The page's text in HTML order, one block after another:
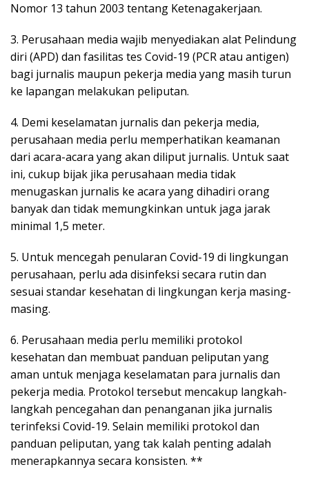
Nomor 13 tahun 2003 tentang Ketenagakerjaan.
3. Perusahaan media wajib menyediakan alat Pelindung
diri (APD) dan fasilitas tes Covid-19 (PCR atau antigen)
bagi jurnalis maupun pekerja media yang masih turun
ke lapangan melakukan peliputan.
4. Demi keselamatan jurnalis dan pekerja media,
perusahaan media perlu memperhatikan keamanan
dari acara-acara yang akan diliput jurnalis. Untuk saat
ini, cukup bijak jika perusahaan media tidak
menugaskan jurnalis ke acara yang dihadiri orang
banyak dan tidak memungkinkan untuk jaga jarak
minimal 1,5 meter.
5. Untuk mencegah penularan Covid-19 di lingkungan
perusahaan, perlu ada disinfeksi secara rutin dan
sesuai standar kesehatan di lingkungan kerja masing-
masing.
6. Perusahaan media perlu memiliki protokol
kesehatan dan membuat panduan peliputan yang
aman untuk menjaga keselamatan para jurnalis dan
pekerja media. Protokol tersebut mencakup langkah-
langkah pencegahan dan penanganan jika jurnalis
terinfeksi Covid-19. Selain memiliki protokol dan
panduan peliputan, yang tak kalah penting adalah
menerapkannya secara konsisten. **